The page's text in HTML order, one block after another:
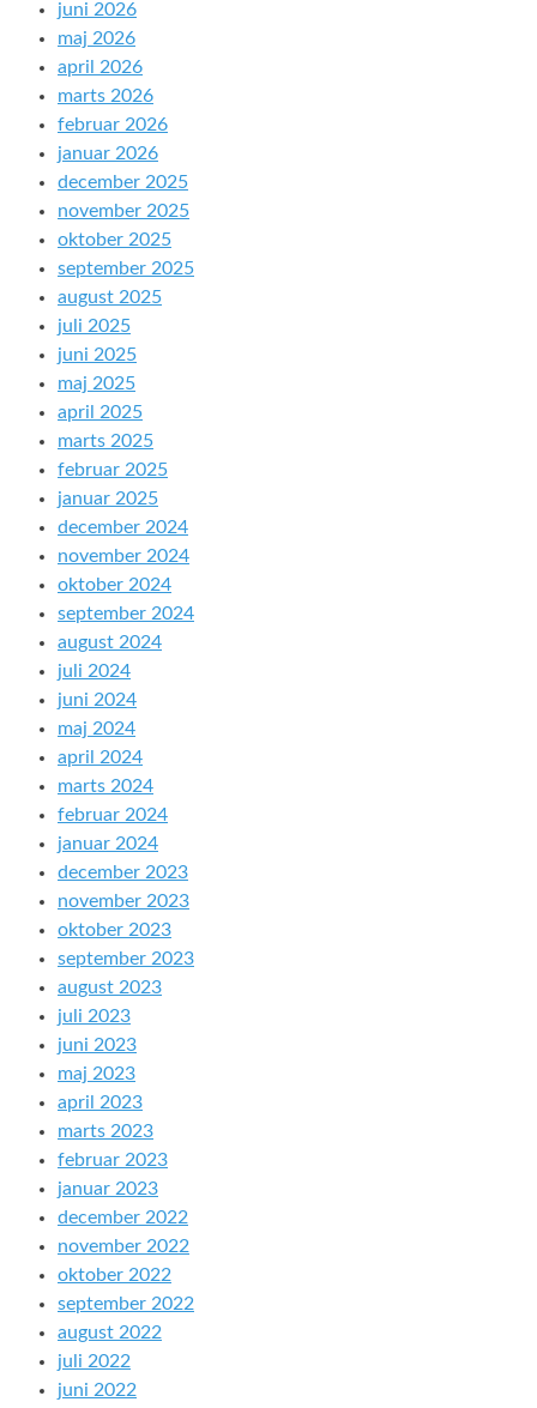
juni 2026
maj 2026
april 2026
marts 2026
februar 2026
januar 2026
december 2025
november 2025
oktober 2025
september 2025
august 2025
juli 2025
juni 2025
maj 2025
april 2025
marts 2025
februar 2025
januar 2025
december 2024
november 2024
oktober 2024
september 2024
august 2024
juli 2024
juni 2024
maj 2024
april 2024
marts 2024
februar 2024
januar 2024
december 2023
november 2023
oktober 2023
september 2023
august 2023
juli 2023
juni 2023
maj 2023
april 2023
marts 2023
februar 2023
januar 2023
december 2022
november 2022
oktober 2022
september 2022
august 2022
juli 2022
juni 2022